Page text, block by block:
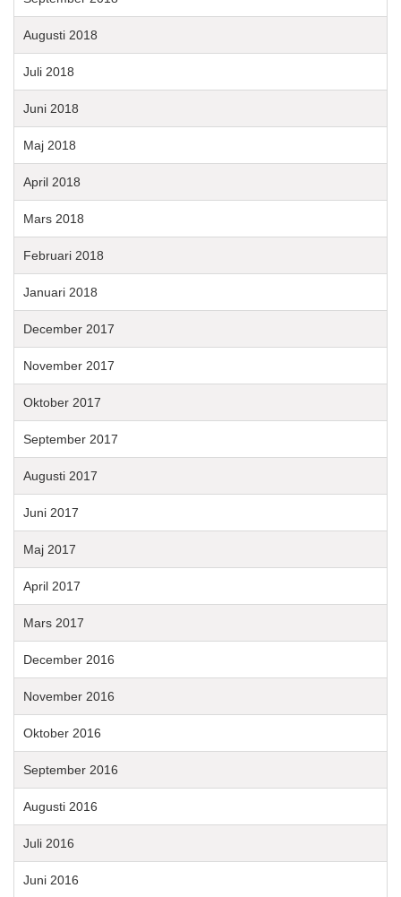
Augusti 2018
Juli 2018
Juni 2018
Maj 2018
April 2018
Mars 2018
Februari 2018
Januari 2018
December 2017
November 2017
Oktober 2017
September 2017
Augusti 2017
Juni 2017
Maj 2017
April 2017
Mars 2017
December 2016
November 2016
Oktober 2016
September 2016
Augusti 2016
Juli 2016
Juni 2016